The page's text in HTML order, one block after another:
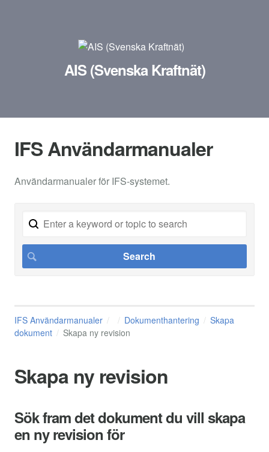
AIS (Svenska Kraftnät)
IFS Användarmanualer
Användarmanualer för IFS-systemet.
IFS Användarmanualer Dokumenthantering
Skapa
dokument
Skapa ny revision
Skapa ny revision
Sök fram det dokument du vill skapa
en ny revision för